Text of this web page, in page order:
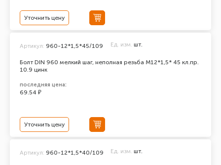
Уточнить цену
Болт DIN 960 мелкий шаг, неполная резьба M12*1,5* 45 кл.пр.
10.9 цинк
Артикул: 960-12*1,5*45/109 Ед. изм. шт.
последняя цена:
69.54 ₽
Уточнить цену
Артикул: 960-12*1,5*40/109 Ед. изм. шт.